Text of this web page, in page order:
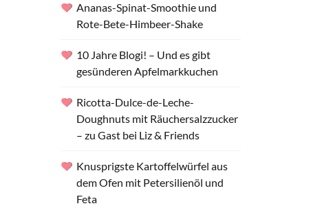
Ananas-Spinat-Smoothie und
Rote-Bete-Himbeer-Shake
10 Jahre Blogi! – Und es gibt
gesünderen Apfelmarkkuchen
Ricotta-Dulce-de-Leche-
Doughnuts mit Räuchersalzzucker
– zu Gast bei Liz & Friends
Knusprigste Kartoffelwürfel aus
dem Ofen mit Petersilienöl und
Feta